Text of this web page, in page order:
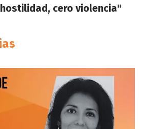
cero violencia"